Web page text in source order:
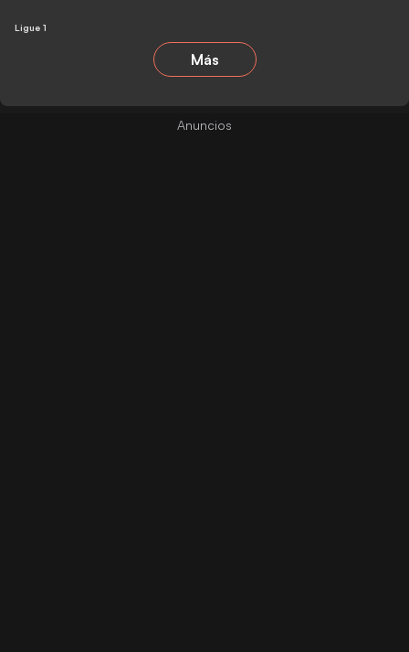
opposant le FC Nantes à
Ligue 1
Más